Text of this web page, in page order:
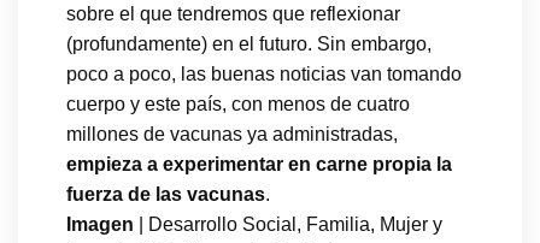
sobre el que tendremos que reflexionar
(profundamente) en el futuro. Sin embargo,
poco a poco, las buenas noticias van tomando
cuerpo y este país, con menos de cuatro
millones de vacunas ya administradas,
empieza a experimentar en carne propia la
fuerza de las vacunas.
Imagen | Desarrollo Social, Familia, Mujer y